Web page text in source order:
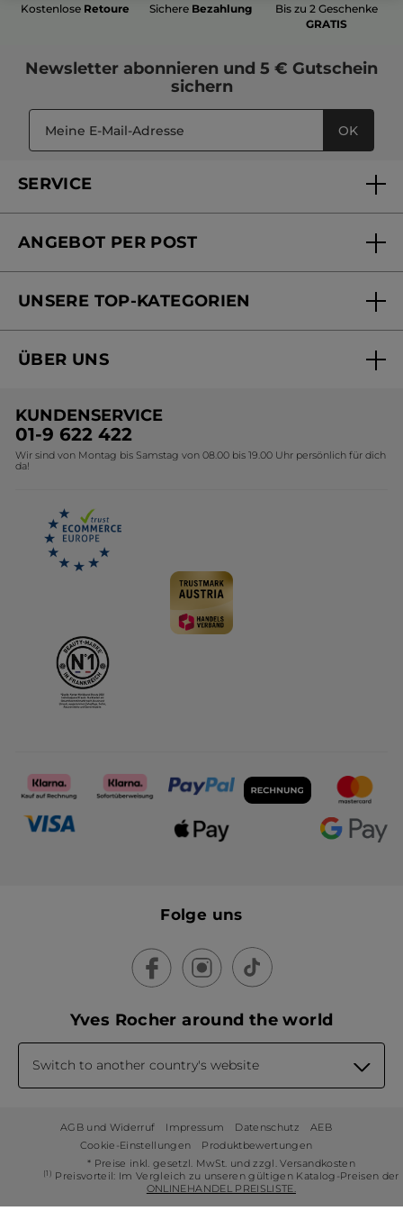
Kostenlose Retoure Sichere Bezahlung
Bis zu 2 Geschenke
GRATIS
Newsletter abonnieren und 5 € Gutschein
sichern
OK
SERVICE
Mein Konto
Online Preisliste
ANGEBOT PER POST
Versandhandel Preisliste
UNSERE TOP-KATEGORIEN
Black Friday Yves Rocher
Geschenkideen Yves Rocher
Kollektion Monoi Yves Rocher
ÜBER UNS
Umweltstiftung YR
Affiliate Programm
KUNDENSERVICE
01-9 622 422
Wir sind von Montag bis Samstag von 08.00 bis 19.00 Uhr persönlich für dich
da!
Folge uns
Yves Rocher around the world
Switch to another country's website
AGB und Widerruf Impressum Datenschutz
AEB
Cookie-Einstellungen
Produktbewertungen
* Preise inkl. gesetzl. MwSt. und zzgl. Versandkosten
(1) Preisvorteil: Im Vergleich zu unseren gültigen Katalog-Preisen der
ONLINEHANDEL PREISLISTE.